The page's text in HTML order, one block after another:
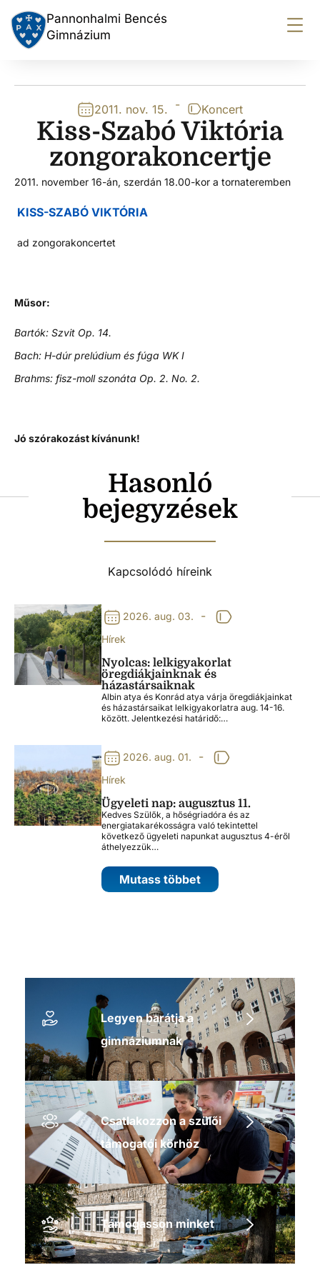
Pannonhalmi Bencés
Gimnázium
2011. nov. 15. - Koncert
Kiss-Szabó Viktória
zongorakoncertje
2011. november 16-án, szerdán 18.00-kor a tornateremben
KISS-SZABÓ VIKTÓRIA
ad zongorakoncertet
Műsor:
Bartók: Szvit Op. 14.
Bach: H-dúr prelúdium és fúga WK I
Brahms: fisz-moll szonáta Op. 2. No. 2.
Jó szórakozást kívánunk!
Hasonló
bejegyzések
Kapcsolódó híreink
2026. aug. 03. -
Hírek
Nyolcas: lelkigyakorlat
öregdiákjainknak és
házastársaiknak
Albin atya és Konrád atya várja öregdiákjainkat
és házastársaikat lelkigyakorlatra aug. 14-16.
között. Jelentkezési határidő:…
2026. aug. 01. -
Hírek
Ügyeleti nap: augusztus 11.
Kedves Szülők, a hőségriadóra és az
energiatakarékosságra való tekintettel
következő ügyeleti napunkat augusztus 4-éről
áthelyezzük…
Mutass többet
Legyen barátja a
gimnáziumnak
Csatlakozzon a szülői
támogatói körhöz
Támogasson minket